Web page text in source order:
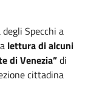
Specchi a
lettura di alcuni
di Venezia”di
cittadina